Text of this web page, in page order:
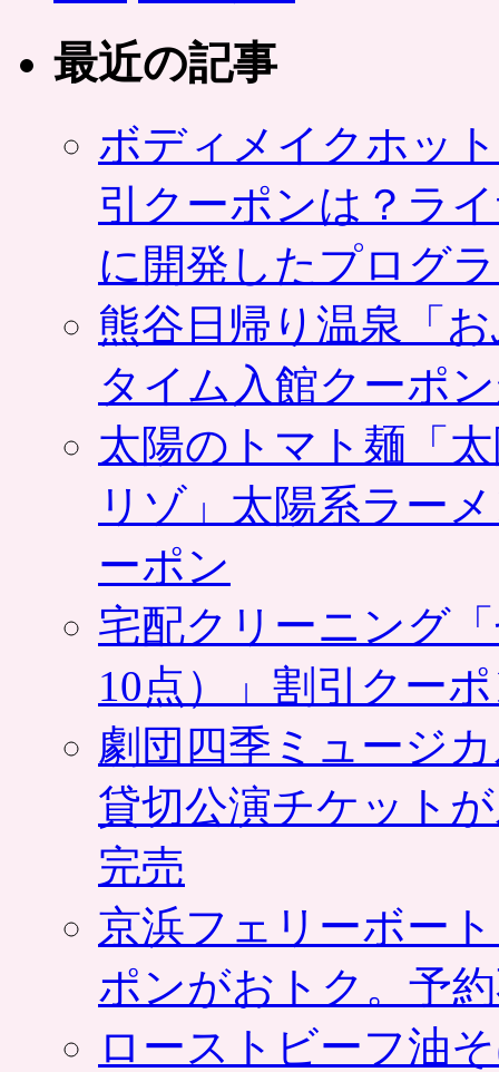
最近の記事
ボディメイクホッ
引クーポンは？ラ
に開発したプログ
熊谷日帰り温泉「
タイム入館クーポ
太陽のトマト麺「
リゾ」太陽系ラー
ーポン
宅配クリーニング
10点）」割引クー
劇団四季ミュージ
貸切公演チケット
完売
京浜フェリーボー
ポンがおトク。予
ローストビーフ油